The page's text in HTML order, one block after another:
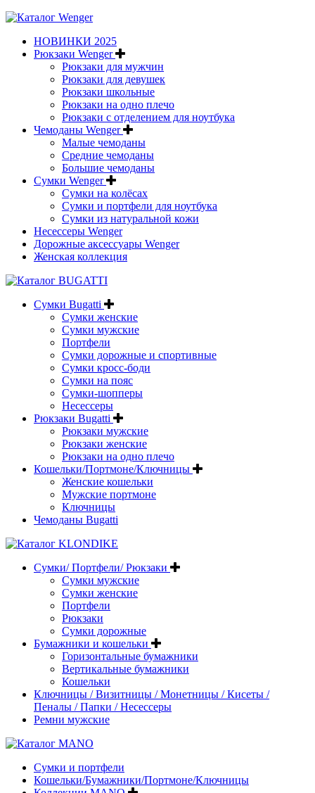
НОВИНКИ 2025
Рюкзаки Wenger
Рюкзаки для мужчин
Рюкзаки для девушек
Рюкзаки школьные
Рюкзаки на одно плечо
Рюкзаки с отделением для ноутбука
Чемоданы Wenger
Малые чемоданы
Средние чемоданы
Большие чемоданы
Сумки Wenger
Сумки на колёсах
Сумки и портфели для ноутбука
Сумки из натуральной кожи
Несессеры Wenger
Дорожные аксессуары Wenger
Женская коллекция
Сумки Bugatti
Сумки женские
Сумки мужские
Портфели
Сумки дорожные и спортивные
Сумки кросс-боди
Сумки на пояс
Сумки-шопперы
Несессеры
Рюкзаки Bugatti
Рюкзаки мужские
Рюкзаки женские
Рюкзаки на одно плечо
Кошельки/Портмоне/Ключницы
Женские кошельки
Мужские портмоне
Ключницы
Чемоданы Bugatti
Сумки/ Портфели/ Рюкзаки
Сумки мужские
Сумки женские
Портфели
Рюкзаки
Сумки дорожные
Бумажники и кошельки
Горизонтальные бумажники
Вертикальные бумажники
Кошельки
Ключницы / Визитницы / Монетницы / Кисеты /
Пеналы / Папки / Несессеры
Ремни мужские
Сумки и портфели
Кошельки/Бумажники/Портмоне/Ключницы